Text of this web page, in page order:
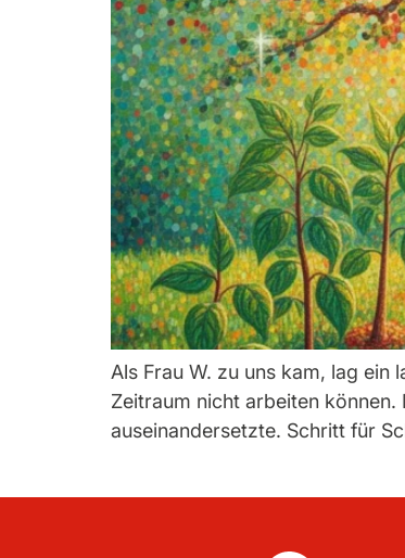
Als Frau W. zu uns kam, lag
Zeitraum nicht arbeiten
auseinandersetzte. Schritt für